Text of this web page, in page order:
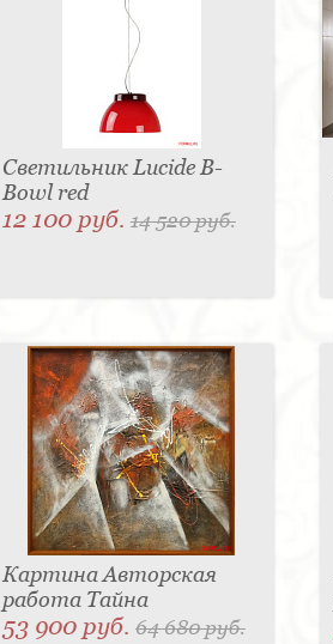
Светильник Lucide B-
Bowl red
12 100 руб. 14 520 руб.
Картина Авторская
работа Тайна
53 900 руб. 64 680 руб.